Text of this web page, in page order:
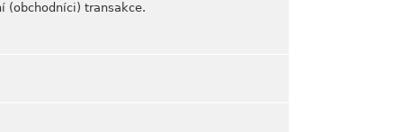
(obchodníci) transakce.